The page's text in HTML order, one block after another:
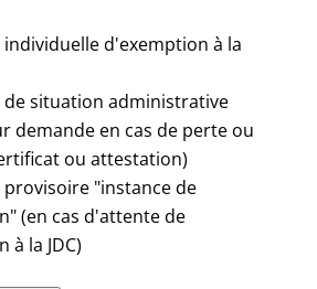
d'exemption à la
situation administrative
demande en cas de perte ou
ou attestation)
"instance de
(en cas d'attente de
à la JDC)